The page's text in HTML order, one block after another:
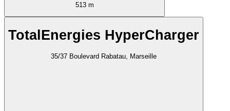
513 m
TotalEnergies HyperCharger
35/37 Boulevard Rabatau, Marseille